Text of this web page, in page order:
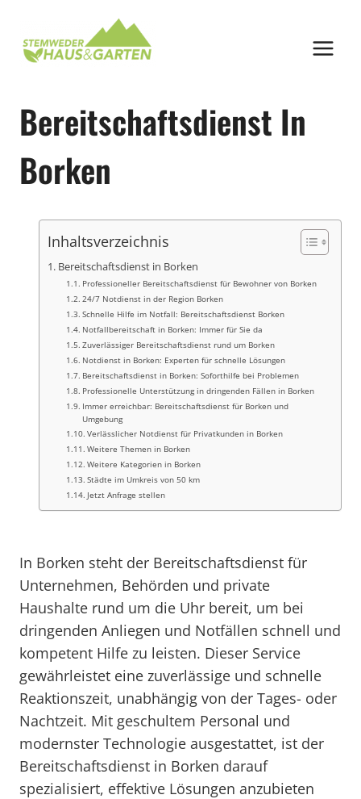
springen
Bereitschaftsdienst In
Borken
Inhaltsverzeichnis
Bereitschaftsdienst in Borken
Professioneller Bereitschaftsdienst für Bewohner von Borken
24/7 Notdienst in der Region Borken
Schnelle Hilfe im Notfall: Bereitschaftsdienst Borken
Notfallbereitschaft in Borken: Immer für Sie da
Zuverlässiger Bereitschaftsdienst rund um Borken
Notdienst in Borken: Experten für schnelle Lösungen
Bereitschaftsdienst in Borken: Soforthilfe bei Problemen
Professionelle Unterstützung in dringenden Fällen in Borken
Immer erreichbar: Bereitschaftsdienst für Borken und
Umgebung
Verlässlicher Notdienst für Privatkunden in Borken
Weitere Themen in Borken
Weitere Kategorien in Borken
Städte im Umkreis von 50 km
Jetzt Anfrage stellen
In Borken steht der Bereitschaftsdienst für
Unternehmen, Behörden und private
Haushalte rund um die Uhr bereit, um bei
dringenden Anliegen und Notfällen schnell und
kompetent Hilfe zu leisten. Dieser Service
gewährleistet eine zuverlässige und schnelle
Reaktionszeit, unabhängig von der Tages- oder
Nachtzeit. Mit geschultem Personal und
modernster Technologie ausgestattet, ist der
Bereitschaftsdienst in Borken darauf
spezialisiert, effektive Lösungen anzubieten